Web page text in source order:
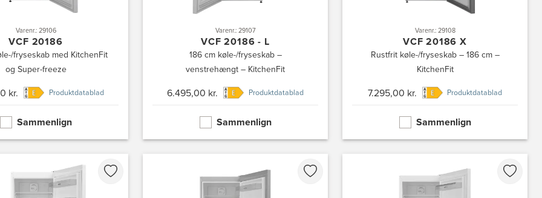
Varenr.: 29106
VCF 20186
fryseskab med KitchenFit
og Super-freeze
kr. Produktdatablad
Sammenlign
Varenr.: 29107
VCF 20186 - L
186 cm køle-/fryseskab –
venstrehængt – KitchenFit
6.495,00 kr. Produktdatablad
Sammenlign
Varenr.: 29108
VCF 20186 X
Rustfrit køle-/fryseskab – 186 cm –
KitchenFit
7.295,00 kr. Produktdatablad
Sammenlign